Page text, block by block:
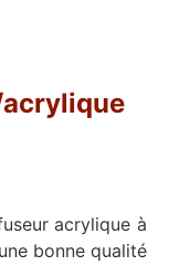
acrylique à
bonne qualité